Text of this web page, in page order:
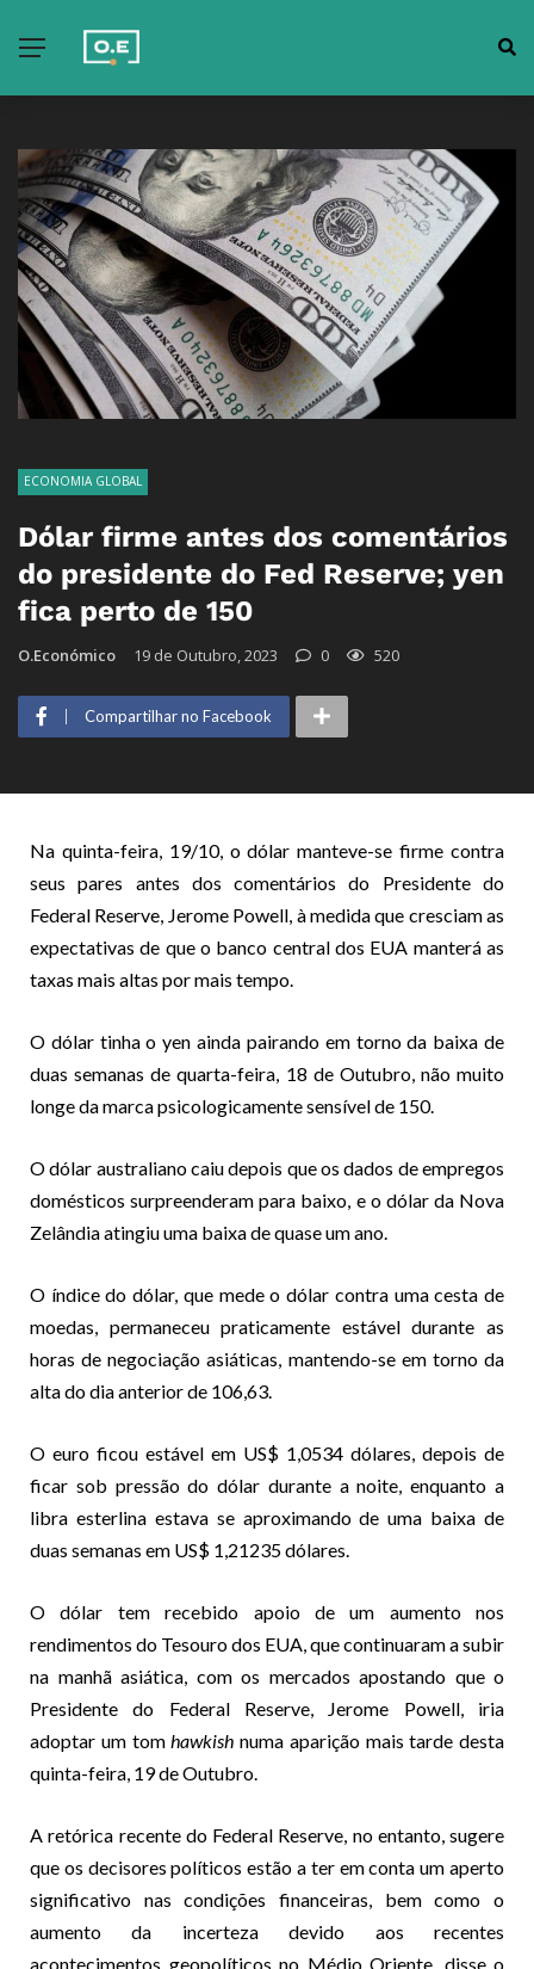
ECONOMIA GLOBAL
Dólar firme antes dos comentários
do presidente do Fed Reserve; yen
fica perto de 150
O.Económico 19 de Outubro, 2023 0 520
Compartilhar no Facebook
Na quinta-feira, 19/10, o dólar manteve-se firme contra
seus pares antes dos comentários do Presidente do
Federal Reserve, Jerome Powell, à medida que cresciam as
expectativas de que o banco central dos EUA manterá as
taxas mais altas por mais tempo.
O dólar tinha o yen ainda pairando em torno da baixa de
duas semanas de quarta-feira, 18 de Outubro, não muito
longe da marca psicologicamente sensível de 150.
O dólar australiano caiu depois que os dados de empregos
domésticos surpreenderam para baixo, e o dólar da Nova
Zelândia atingiu uma baixa de quase um ano.
O índice do dólar, que mede o dólar contra uma cesta de
moedas, permaneceu praticamente estável durante as
horas de negociação asiáticas, mantendo-se em torno da
alta do dia anterior de 106,63.
O euro ficou estável em US$ 1,0534 dólares, depois de
ficar sob pressão do dólar durante a noite, enquanto a
libra esterlina estava se aproximando de uma baixa de
duas semanas em US$ 1,21235 dólares.
O dólar tem recebido apoio de um aumento nos
rendimentos do Tesouro dos EUA, que continuaram a subir
na manhã asiática, com os mercados apostando que o
Presidente do Federal Reserve, Jerome Powell, iria
adoptar um tomhawkish numa aparição mais tarde desta
quinta-feira, 19 de Outubro.
A retórica recente do Federal Reserve, no entanto, sugere
que os decisores políticos estão a ter em conta um aperto
significativo nas condições financeiras, bem como o
aumento da incerteza devido aos recentes
acontecimentos geopolíticos no Médio Oriente, disse o